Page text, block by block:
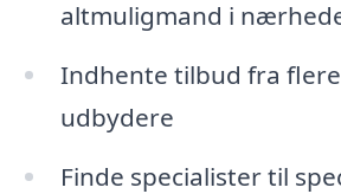
altmuligmand i
Indhente tilbud fra
udbydere
Finde specialister til